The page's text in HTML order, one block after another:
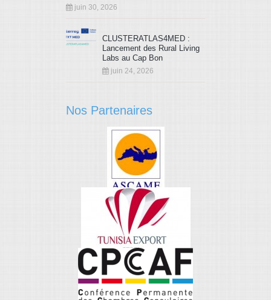
juin 30, 2026
CLUSTERATLAS4MED :
Lancement des Rural Living
Labs au Cap Bon
juin 24, 2026
Nos Partenaires